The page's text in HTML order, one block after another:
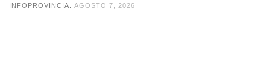
INFOPROVINCIA AGOSTO 7, 2026